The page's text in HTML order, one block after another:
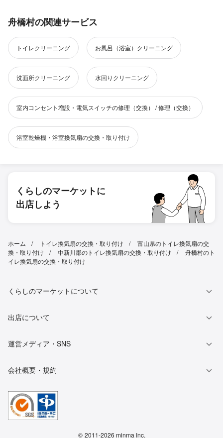
舟橋村の関連サービス
トイレクリーニング お風呂（浴室）クリーニング
洗面所クリーニング 水回りクリーニング
室内コンセント増設・電気スイッチの修理（交換） / 修理（交換）
浴室乾燥機・浴室換気扇の交換・取り付け
くらしのマーケットに
出店しよう
ホーム トイレ換気扇の交換・取り付け
富山県のトイレ換気扇の交
換・取り付け
中新川郡のトイレ換気扇の交換・取り付け
舟橋村のト
イレ換気扇の交換・取り付け
くらしのマーケットについて
出店について
運営メディア・SNS
会社概要・規約
© 2011-2026 minma Inc.